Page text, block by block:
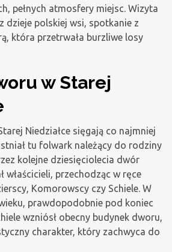
pełnych atmosfery miejsc. Wizyta
dzieje polskiej wsi, spotkanie z
która przetrwała burzliwe losy
w Starej
Niedziałce sięgają co najmniej
tu folwark należący do rodziny
kolejne dziesięciolecia dwór
właścicieli, przechodząc w ręce
Komorowscy czy Schiele. W
prawdopodobnie pod koniec
wzniósł obecny budynek dworu,
charakter, który zachwyca do